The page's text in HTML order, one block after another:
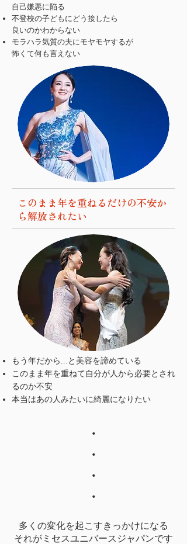
自己嫌悪に陥る
不登校の子どもにどう接したら
良いのかわからない
モラハラ気質の夫にモヤモヤするが
怖くて何も言えない
このまま年を重ねるだけの不安か
ら解放されたい
もう年だから...と美容を諦めている
このまま年を重ねて自分が人から必要とされ
るのか不安
​本当はあの人みたいに綺麗になりたい​
・
・
・
・
多くの変化を起こすきっかけになる
​それがミセスユニバースジャパンです